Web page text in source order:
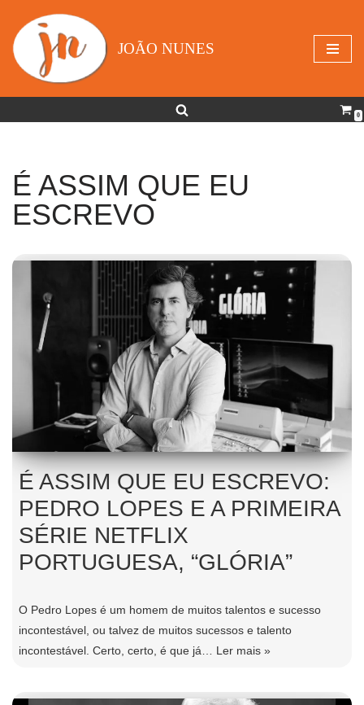
Avançar
para
JOÃO NUNES
0
É ASSIM QUE EU
ESCREVO
É ASSIM QUE EU ESCREVO:
PEDRO LOPES E A PRIMEIRA
SÉRIE NETFLIX
PORTUGUESA, “GLÓRIA”
O Pedro Lopes é um homem de muitos talentos e sucesso
incontestável, ou talvez de muitos sucessos e talento
incontestável. Certo, certo, é que já… Ler mais »